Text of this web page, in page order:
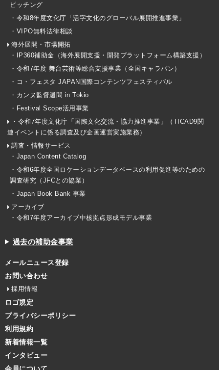
ピッチング
・令和8年度文化庁「活字文化のグローバル展開推進事業」
・VIPO無料法律相談
海外展開・市場開拓
・IP360補助金（海外展開支援・開発プラットフォーム構築支援）
・令和7年度 舞台芸術等総合支援事業（全国キャラバン）
・コ・フェスタ JAPAN国際コンテンツフェスティバル
・カンヌ監督週間 in Tokio
・Festival Scope活用事業
・令和7年度文化庁「国際文化交流・協力推進事業」（TICAD9関
連イベントに係る調査及び企画運営実施業務）
調査・情報サービス
・Japan Content Catalog
・令和6年度全国ロケーションデータベースの利用促進等のための
調査研究（JFCとの協業）
・Japan Book Bank 事業
アーカイブ
・令和7年度アーカイブ中核拠点形成モデル事業
過去の補助金事業
メールニュース登録
お問い合わせ
採用情報
ロゴ規定
プライバシーポリシー
利用規約
新着情報一覧
インタビュー
会員について